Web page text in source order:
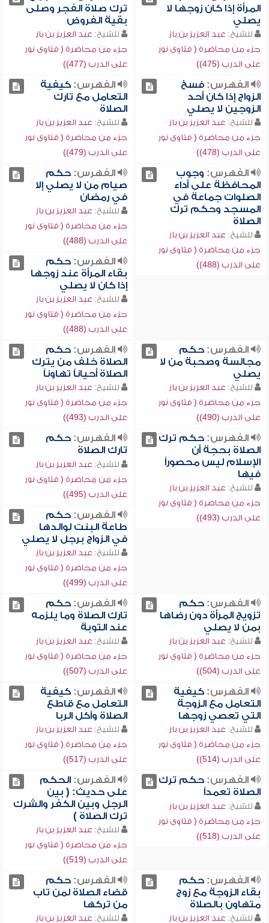
المرأة إذا كان زوجها لا
يصلي
للشيخ: عبد العزيز بن باز
جزء من محاضرة ( فتاوى نور
على الدرب (475))
ترك صلاة الفجر وصلى
بقية الفروض
للشيخ: عبد العزيز بن باز
جزء من محاضرة ( فتاوى نور
على الدرب (477))
الفهرس:فسخ
الزواج إذا كان أحد
الزوجين لا يصلي
للشيخ: عبد العزيز بن باز
جزء من محاضرة ( فتاوى نور
على الدرب (478))
الفهرس:كيفية
التعامل مع تارك
الصلاة
للشيخ: عبد العزيز بن باز
جزء من محاضرة ( فتاوى نور
على الدرب (479))
الفهرس: وجوب
المحافظة على أداء
الصلوات جماعة في
المسجد وحكم ترك
الصلاة
للشيخ: عبد العزيز بن باز
جزء من محاضرة ( فتاوى نور
على الدرب (488))
الفهرس:حكم
صيام من لا يصلي إلا
في رمضان
للشيخ: عبد العزيز بن باز
جزء من محاضرة ( فتاوى نور
على الدرب (488))
الفهرس:حكم
بقاء المرأة عند زوجها
إذا كان لا يصلي
للشيخ: عبد العزيز بن باز
جزء من محاضرة ( فتاوى نور
على الدرب (488))
الفهرس:حكم
مجالسة وصحبة من لا
يصلي
للشيخ: عبد العزيز بن باز
جزء من محاضرة ( فتاوى نور
على الدرب (490))
الفهرس:حكم
الصلاة خلف من يترك
الصلاة أحياناً تهاوناً
للشيخ: عبد العزيز بن باز
جزء من محاضرة ( فتاوى نور
على الدرب (493))
الفهرس:حكم ترك
الصلاة بحجة أن
الإسلام ليس محصوراً
فيها
للشيخ: عبد العزيز بن باز
جزء من محاضرة ( فتاوى نور
على الدرب (493))
الفهرس:حكم
تارك الصلاة
للشيخ: عبد العزيز بن باز
جزء من محاضرة ( فتاوى نور
على الدرب (495))
الفهرس:حكم
طاعة البنت لوالدها
في الزواج برجل لا يصلي
للشيخ: عبد العزيز بن باز
جزء من محاضرة ( فتاوى نور
على الدرب (499))
الفهرس:حكم
تزويج المرأة دون رضاها
بمن لا يصلي
للشيخ: عبد العزيز بن باز
جزء من محاضرة ( فتاوى نور
على الدرب (504))
الفهرس:حكم
تارك الصلاة وما يلزمه
عند التوبة
للشيخ: عبد العزيز بن باز
جزء من محاضرة ( فتاوى نور
على الدرب (507))
الفهرس:كيفية
التعامل مع الزوجة
التي تعصي زوجها
للشيخ: عبد العزيز بن باز
جزء من محاضرة ( فتاوى نور
على الدرب (514))
الفهرس:كيفية
التعامل مع قاطع
الصلاة وآكل الربا
للشيخ: عبد العزيز بن باز
جزء من محاضرة ( فتاوى نور
على الدرب (517))
الفهرس:حكم ترك
الصلاة تعمداً
للشيخ: عبد العزيز بن باز
جزء من محاضرة ( فتاوى نور
على الدرب (518))
الفهرس:الحكم
على حديث: ( بين
الرجل وبين الكفر والشرك
ترك الصلاة )
للشيخ: عبد العزيز بن باز
جزء من محاضرة ( فتاوى نور
على الدرب (519))
الفهرس:حكم
بقاء الزوجة مع زوج
متهاون بالصلاة
للشيخ: عبد العزيز بن باز
الفهرس:حكم
قضاء الصلاة لمن تاب
من تركها
للشيخ: عبد العزيز بن باز